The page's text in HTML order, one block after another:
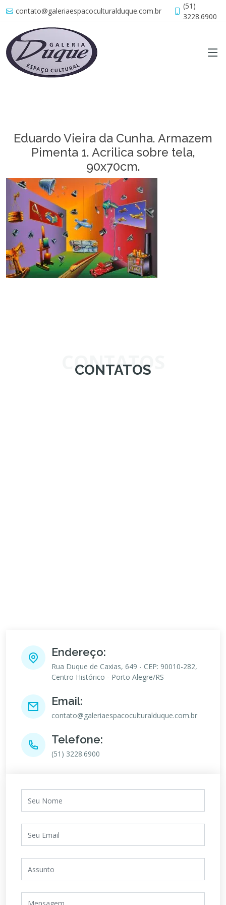
contato@galeriaespacoculturalduque.com.br
(51)
3228.6900
Eduardo Vieira da Cunha. Armazem
Pimenta 1. Acrilica sobre tela,
90x70cm.
CONTATOS
CONTATOS
Endereço:
Rua Duque de Caxias, 649 - CEP: 90010-282,
Centro Histórico - Porto Alegre/RS
Email:
contato@galeriaespacoculturalduque.com.br
Telefone:
(51) 3228.6900